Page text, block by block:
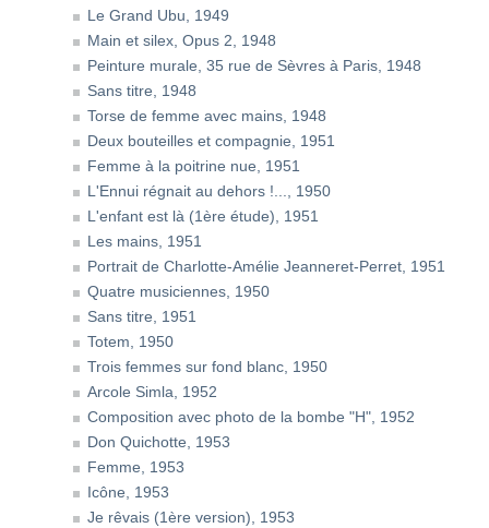
Le Grand Ubu, 1949
Main et silex, Opus 2, 1948
Peinture murale, 35 rue de Sèvres à Paris, 1948
Sans titre, 1948
Torse de femme avec mains, 1948
Deux bouteilles et compagnie, 1951
Femme à la poitrine nue, 1951
L'Ennui régnait au dehors !..., 1950
L'enfant est là (1ère étude), 1951
Les mains, 1951
Portrait de Charlotte-Amélie Jeanneret-Perret, 1951
Quatre musiciennes, 1950
Sans titre, 1951
Totem, 1950
Trois femmes sur fond blanc, 1950
Arcole Simla, 1952
Composition avec photo de la bombe "H", 1952
Don Quichotte, 1953
Femme, 1953
Icône, 1953
Je rêvais (1ère version), 1953